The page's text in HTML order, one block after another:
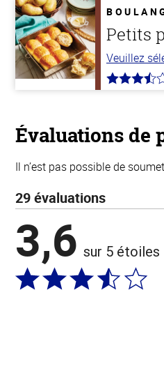
5
stars
Petits
Veuillez
3.8
stars
Évaluations de
Il n’est pas possible de
29 évaluations
3,6 sur 5 étoiles